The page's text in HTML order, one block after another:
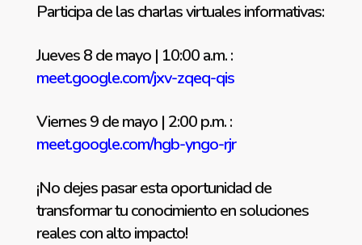
Participa de las charlas virtuales informativas:
Jueves 8 de mayo | 10:00 a.m. :
meet.google.com/jxv-zqeq-qis
Viernes 9 de mayo | 2:00 p.m. :
meet.google.com/hgb-yngo-rjr
¡No dejes pasar esta oportunidad de
transformar tu conocimiento en soluciones
reales con alto impacto!